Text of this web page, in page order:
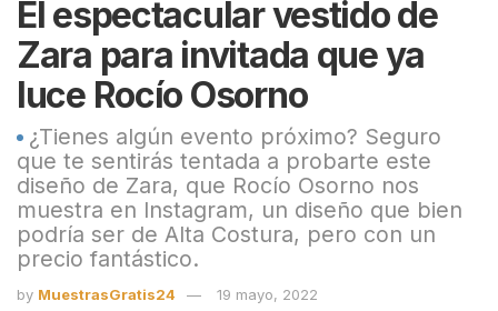
El espectacular vestido de
Zara para invitada que ya
luce Rocío Osorno
¿Tienes algún evento próximo? Seguro
que te sentirás tentada a probarte este
diseño de Zara, que Rocío Osorno nos
muestra en Instagram, un diseño que bien
podría ser de Alta Costura, pero con un
precio fantástico.
by MuestrasGratis24 19 mayo, 2022